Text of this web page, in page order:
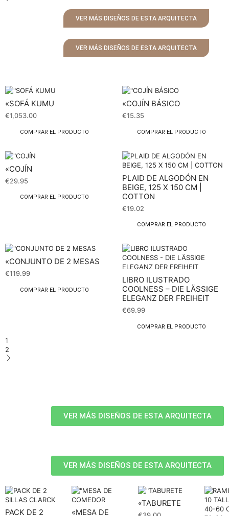
VER MÁS DISEÑOS DE ESTA ARQUITECTA
VER MÁS DISEÑOS DE ESTA ARQUITECTA
«SOFÁ KUMU
€1,053.00
COMPRAR EL PRODUCTO
«COJÍN BÁSICO
€15.35
COMPRAR EL PRODUCTO
«COJÍN
€29.95
COMPRAR EL PRODUCTO
PLAID DE ALGODÓN EN
BEIGE, 125 X 150 CM |
COTTON
€19.02
COMPRAR EL PRODUCTO
«CONJUNTO DE 2 MESAS
€119.99
COMPRAR EL PRODUCTO
LIBRO ILUSTRADO
COOLNESS – DIE LÄSSIGE
ELEGANZ DER FREIHEIT
€69.99
COMPRAR EL PRODUCTO
1
2
VER MÁS DISEÑOS DE ESTA ARQUITECTA
VER MÁS DISEÑOS DE ESTA ARQUITECTA
PACK DE 2
«MESA DE
«TABURETE